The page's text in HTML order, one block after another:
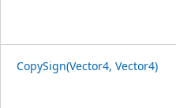
CopySign(Vector4, Vector4)